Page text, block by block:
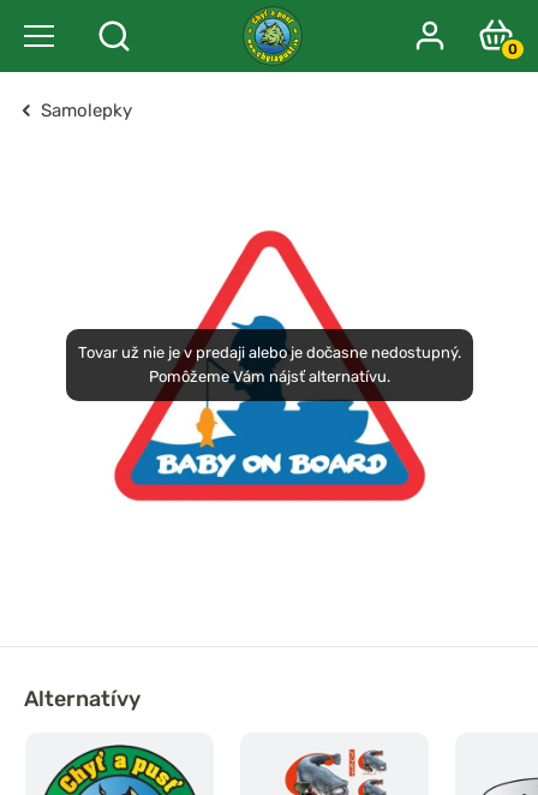
0
Samolepky
Tovar už nie je v predaji alebo je dočasne nedostupný.
Pomôžeme Vám nájsť alternatívu.
Alternatívy